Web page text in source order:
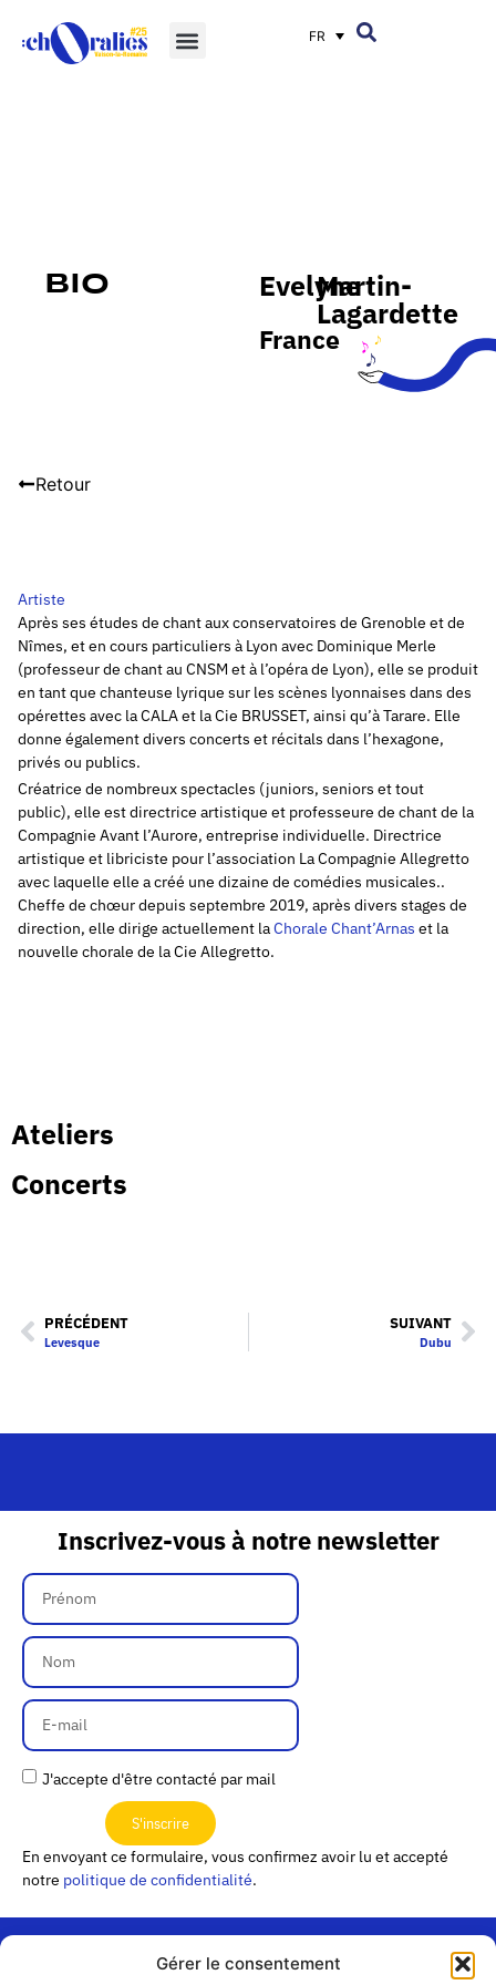
Gérer le consentement
FR
Bio EvelyneMartin-
Lagardette
France
Retour
Artiste
Après ses études de chant aux conservatoires de Grenoble et de
Nîmes, et en cours particuliers à Lyon avec Dominique Merle
(professeur de chant au CNSM et à l’opéra de Lyon), elle se produit
en tant que chanteuse lyrique sur les scènes lyonnaises dans des
opérettes avec la CALA et la Cie BRUSSET, ainsi qu’à Tarare. Elle
donne également divers concerts et récitals dans l’hexagone,
privés ou publics.
Créatrice de nombreux spectacles (juniors, seniors et tout
public), elle est directrice artistique et professeure de chant de la
Compagnie Avant l’Aurore, entreprise individuelle. Directrice
artistique et libriciste pour l’association La Compagnie Allegretto
avec laquelle elle a créé une dizaine de comédies musicales..
Cheffe de chœur depuis septembre 2019, après divers stages de
direction, elle dirige actuellement laChorale Chant’Arnas et la
nouvelle chorale de la Cie Allegretto.
Ateliers
Concerts
PRÉCÉDENT
Levesque
SUIVANT
Dubu
Inscrivez-vous à notre newsletter
J'accepte d'être contacté par mail
S'inscrire
En envoyant ce formulaire, vous confirmez avoir lu et accepté
notre politique de confidentialité.